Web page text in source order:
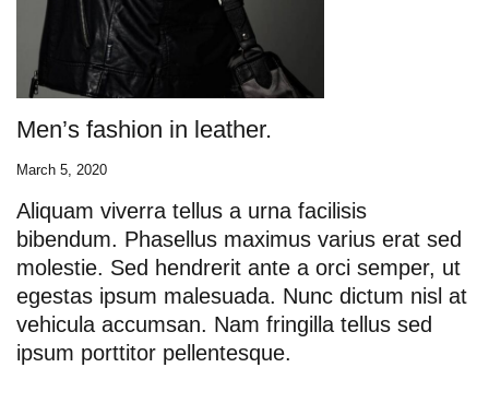
Men’s fashion in leather.
March 5, 2020
Aliquam viverra tellus a urna facilisis
bibendum. Phasellus maximus varius erat sed
molestie. Sed hendrerit ante a orci semper, ut
egestas ipsum malesuada. Nunc dictum nisl at
vehicula accumsan. Nam fringilla tellus sed
ipsum porttitor pellentesque.